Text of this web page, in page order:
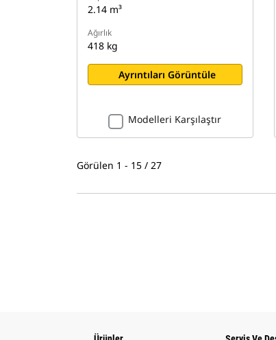
2.14 m³
Ağırlık
418 kg
Ayrıntıları Görüntüle
Modelleri Karşılaştır
Görülen 1 - 15 / 27